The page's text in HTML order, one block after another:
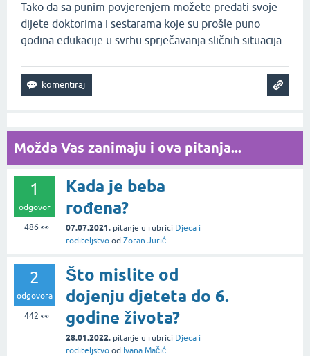
Tako da sa punim povjerenjem možete predati svoje
dijete doktorima i sestarama koje su prošle puno
godina edukacije u svrhu sprječavanja sličnih situacija.
Možda Vas zanimaju i ova pitanja...
1
odgovor
486 👀
Kada je beba
rođena?
07.07.2021. pitanje u rubrici Djeca i
roditeljstvo od Zoran Jurić
2
odgovora
442 👀
Što mislite od
dojenju djeteta do 6.
godine života?
28.01.2022. pitanje u rubrici Djeca i
roditeljstvo od Ivana Mačić